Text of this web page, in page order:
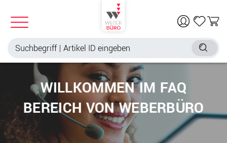
WILLKOMMEN IM FAQ
BEREICH VON WEBERBÜRO